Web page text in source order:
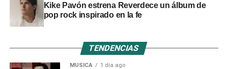
Kike Pavón estrena Reverdece un álbum de
pop rock inspirado en la fe
TENDENCIAS
MÚSICA 1 día ago